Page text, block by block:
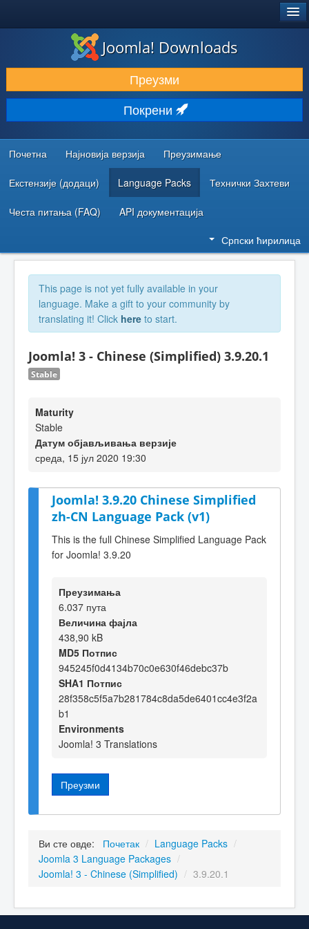
ПРЕУЗИМАЊЕ И ПРОШИРЕЊА (ЕКСТЕНЗИЈЕ)
ОТКРИЈТЕ И НАУЧИТЕ
ЗАЈЕДНИЦА И ПОДРШКА
РЕСУРСИ ЗА РАЗВОЈ
Joomla! Downloads
Преузми
Покрени
Почетна Најновија верзија Преузимање
Екстензије (додаци) Language Packs Технички Захтеви
Честа питања (FAQ) API документација
Српски ћирилица
This page is not yet fully available in your
language. Make a gift to your community by
translating it! Click here to start.
Joomla! 3 - Chinese (Simplified) 3.9.20.1
Stable
Maturity
Stable
Датум објављивања верзије
среда, 15 јул 2020 19:30
Joomla! 3.9.20 Chinese Simplified
zh-CN Language Pack (v1)
This is the full Chinese Simplified Language Pack
for Joomla! 3.9.20
Преузимања
6.037 пута
Величина фајла
438,90 kB
MD5 Потпис
945245f0d4134b70c0e630f46debc37b
SHA1 Потпис
28f358c5f5a7b281784c8da5de6401cc4e3f2a
b1
Environments
Joomla! 3 Translations
Преузми
Ви сте овде: Почетак / Language Packs /
Joomla 3 Language Packages /
Joomla! 3 - Chinese (Simplified) / 3.9.20.1